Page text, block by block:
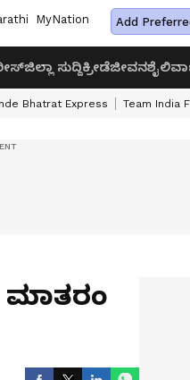
MyNation Add
ಜಿಲ್ಲಾ ಸುದ್ದಿಕ್ರೀಡೆಜೀವನಶೈಲಿ
Bhatrat Express Team India
ಮಾತರಂ